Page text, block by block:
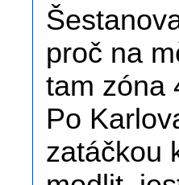
proč na
tam zóna
Po
zatáčkou